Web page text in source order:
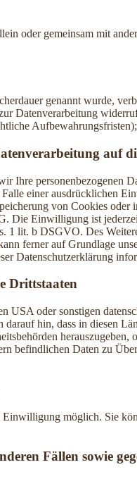
oder gemeinsam mit
genannt wurde,
Datenverarbeitung
auf
Ihre
einer ausdrücklichen
von Cookies
Die Einwilligung ist
1 lit. b DSGVO. Des
ferner auf Grundlage
Datenschutzerklärung
Drittstaaten
oder sonstigen
hin, dass in diesen
befindlichen Daten zu
möglich. Sie
Fällen sowie